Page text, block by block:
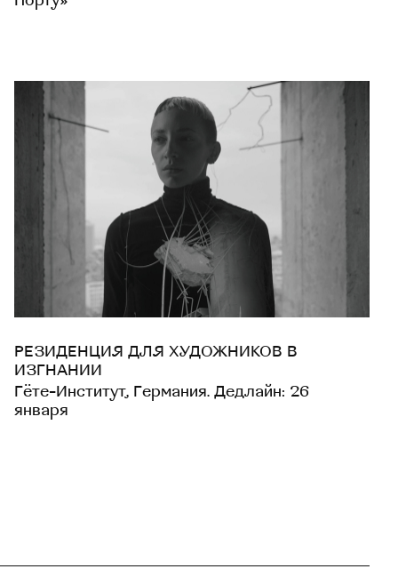
РЕЗИДЕНЦИЯ ДЛЯ ХУДОЖНИКОВ В
ИЗГНАНИИ
Гёте-Институт, Германия. Дедлайн: 26
января